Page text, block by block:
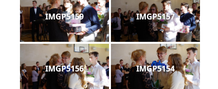
IMGP5159 IMGP5157
IMGP5156 IMGP5154